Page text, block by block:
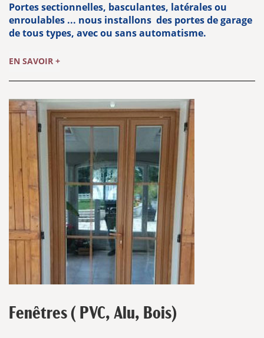
Portes sectionnelles, basculantes, latérales ou
enroulables ... nous installons des portes de garage
de tous types, avec ou sans automatisme.
EN SAVOIR +
Fenêtres ( PVC, Alu, Bois)